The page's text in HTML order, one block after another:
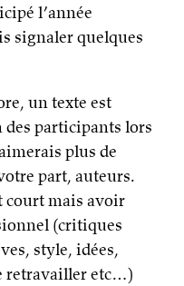
l’année
signaler quelques
un texte est
des participants lors
plus de
part, auteurs.
court mais avoir
(critiques
style, idées,
retravailler etc…)